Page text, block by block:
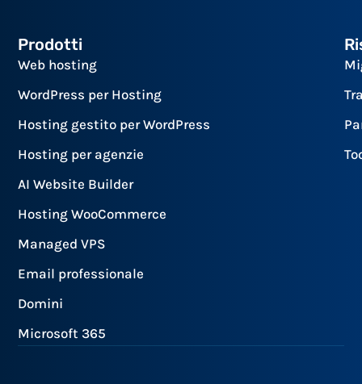
Prodotti
Web hosting
WordPress per Hosting
Hosting gestito per WordPress
Hosting per agenzie
AI Website Builder
Hosting WooCommerce
Managed VPS
Email professionale
Domini
Microsoft 365